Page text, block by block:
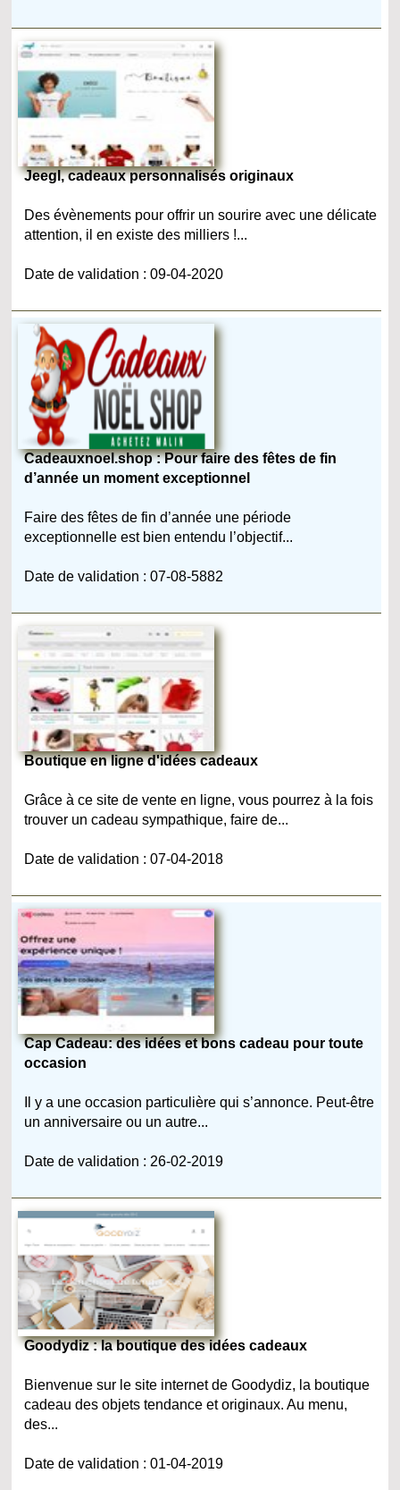
Jeegl, cadeaux personnalisés originaux
Des évènements pour offrir un sourire avec une délicate
attention, il en existe des milliers !...
Date de validation : 09-04-2020
Cadeauxnoel.shop : Pour faire des fêtes de fin
d’année un moment exceptionnel
Faire des fêtes de fin d’année une période
exceptionnelle est bien entendu l’objectif...
Date de validation : 07-08-5882
Boutique en ligne d'idées cadeaux
Grâce à ce site de vente en ligne, vous pourrez à la fois
trouver un cadeau sympathique, faire de...
Date de validation : 07-04-2018
Cap Cadeau: des idées et bons cadeau pour toute
occasion
Il y a une occasion particulière qui s’annonce. Peut-être
un anniversaire ou un autre...
Date de validation : 26-02-2019
Goodydiz : la boutique des idées cadeaux
Bienvenue sur le site internet de Goodydiz, la boutique
cadeau des objets tendance et originaux. Au menu,
des...
Date de validation : 01-04-2019